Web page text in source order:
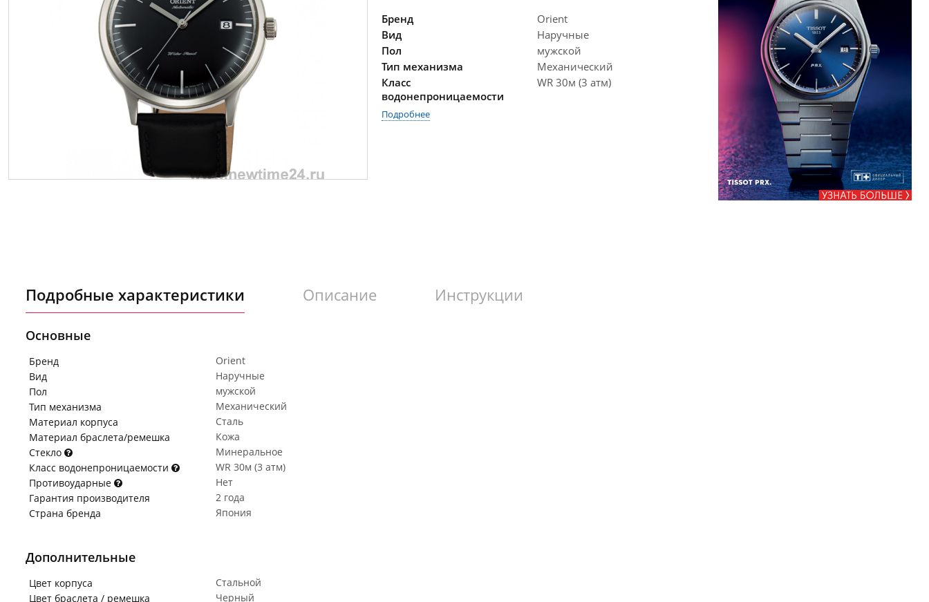
Бренд
Orient
Вид
Наручные
Пол
мужской
Тип механизма
Механический
Класс
водонепроницаемости
WR 30м (3 атм)
Подробнее
Подробные характеристики Описание Инструкции
Основные
Бренд
Orient
Вид
Наручные
Пол
мужской
Тип механизма
Механический
Материал корпуса
Сталь
Материал браслета/ремешка
Кожа
Стекло
Минеральное
Класс водонепроницаемости
WR 30м (3 атм)
Противоударные
Нет
Гарантия производителя
2 года
Страна бренда
Япония
Дополнительные
Цвет корпуса
Стальной
Цвет браслета / ремешка
Черный